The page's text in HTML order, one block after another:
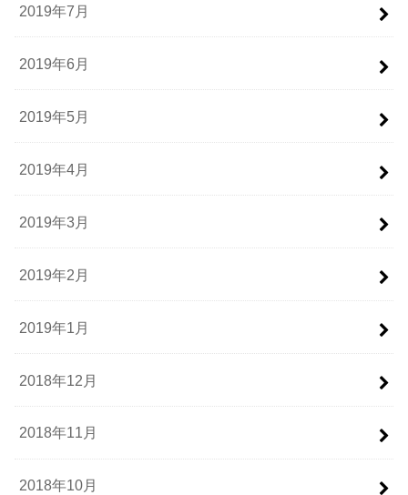
2019年7月
2019年6月
2019年5月
2019年4月
2019年3月
2019年2月
2019年1月
2018年12月
2018年11月
2018年10月